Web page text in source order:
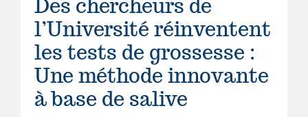
Des chercheurs de
l’Université réinventent
les tests de grossesse :
Une méthode innovante
à base de salive